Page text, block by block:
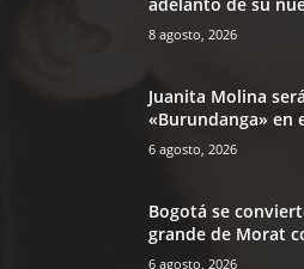
adelanto de su
8 agosto, 2026
Juanita Molina
«Burundanga» en
6 agosto, 2026
Bogotá se
grande de Morat
6 agosto, 2026